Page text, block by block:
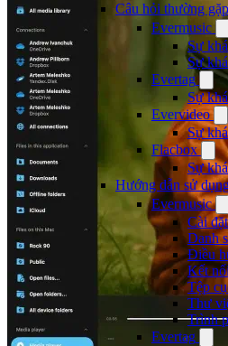
Câu hỏi thường gặp
Evermusic
Sự
Sự
Evertag
Sự
Evervideo
Sự
Flacbox
Sự
Hướng dẫn sử
Evermusic
Cài đặt
Danh
Điều
Kết
Tệp
Thư
Trình
Evertag